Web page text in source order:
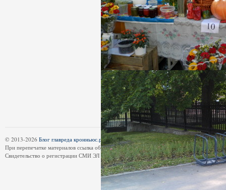
© 2013-2026 Блог главреда кронньюс.руявляется частью эл.СМИkronnews.ru| 18+
При перепечатке материалов ссылка обязательна.
Свидетельство о регистрации СМИ ЭЛ № ФС 77-55121 от 26.08.2013.